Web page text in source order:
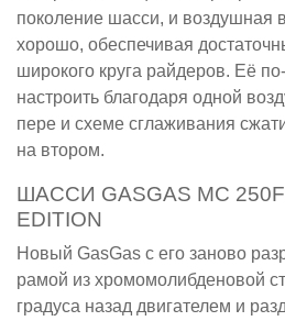
поколение шасси, и воздушная
хорошо, обеспечивая
широкого круга райдеров. Её
настроить благодаря одной
пере и схеме сглаживания
на втором.
ШАССИ GASGAS MC 250F
EDITION
Новый GasGas с его заново
рамой из хромомолибденовой
градуса назад двигателем и